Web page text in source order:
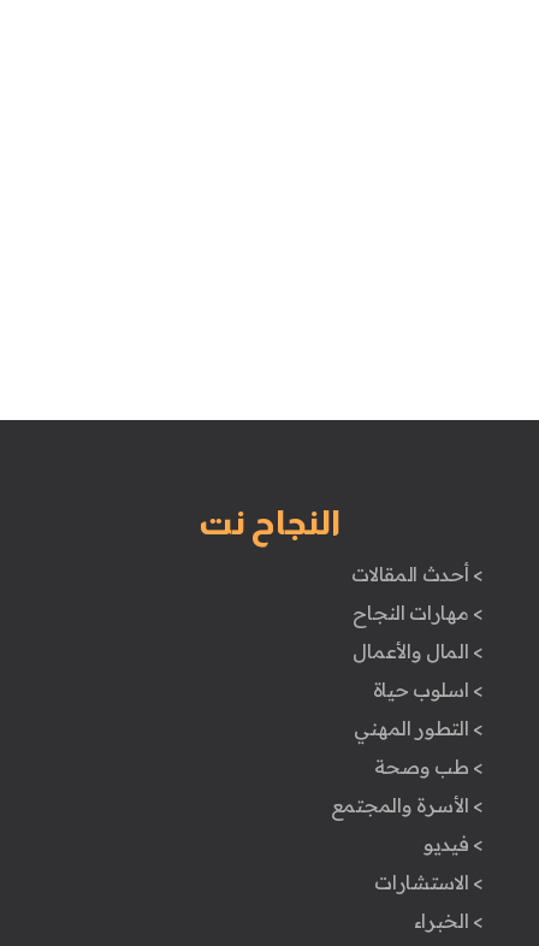
النجاح نت
> أحدث المقالات
> مهارات النجاح
> المال والأعمال
> اسلوب حياة
> التطور المهني
> طب وصحة
> الأسرة والمجتمع
> فيديو
> الاستشارات
> الخبراء